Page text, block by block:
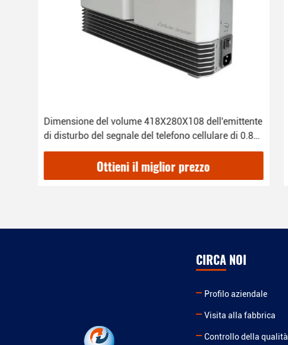
Dimensione del volume 418X280X108 dell'emittente
di disturbo del segnale del telefono cellulare di 0.8-6
gigahertz piccola
Ottieni il miglior prezzo
CIRCA NOI
Profilo aziendale
Visita alla fabbrica
Controllo della qualità